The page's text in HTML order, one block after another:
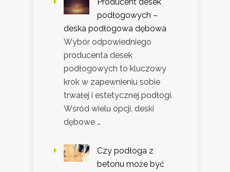
Producent desek
podłogowych –
deska podłogowa dębowa
Wybór odpowiedniego
producenta desek
podłogowych to kluczowy
krok w zapewnieniu sobie
trwałej i estetycznej podłogi.
Wśród wielu opcji, deski
dębowe …
Czy podłoga z
betonu może być